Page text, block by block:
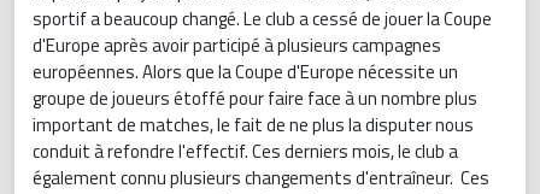
sportif a beaucoup changé. Le club a cessé de jouer la Coupe
d'Europe après avoir participé à plusieurs campagnes
européennes. Alors que la Coupe d'Europe nécessite un
groupe de joueurs étoffé pour faire face à un nombre plus
important de matches, le fait de ne plus la disputer nous
conduit à refondre l'effectif. Ces derniers mois, le club a
également connu plusieurs changements d'entraîneur. Ces